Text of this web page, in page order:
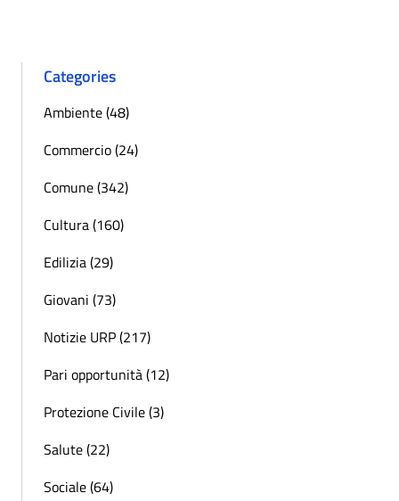
Categories
Ambiente (48)
Commercio (24)
Comune (342)
Cultura (160)
Edilizia (29)
Giovani (73)
Notizie URP (217)
Pari opportunità (12)
Protezione Civile (3)
Salute (22)
Sociale (64)